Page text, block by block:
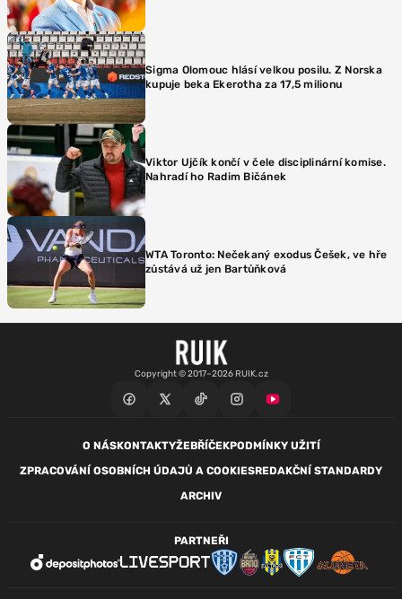
Sigma Olomouc hlásí velkou posilu. Z Norska
kupuje beka Ekerotha za 17,5 milionu
Viktor Ujčík končí v čele disciplinární komise.
Nahradí ho Radim Bičánek
WTA Toronto: Nečekaný exodus Češek, ve hře
zůstává už jen Bartůňková
Copyright © 2017–2026 RUIK.cz
O NÁSKONTAKTYŽEBŘÍČEKPODMÍNKY UŽITÍ
ZPRACOVÁNÍ OSOBNÍCH ÚDAJŮ A COOKIESREDAKČNÍ STANDARDY
ARCHIV
PARTNEŘI